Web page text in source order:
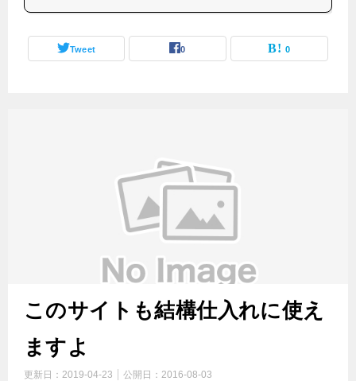
Tweet 0 0
このサイトも結構仕入れに使え
ますよ
更新日： 2019-04-23 公開日： 2016-08-03